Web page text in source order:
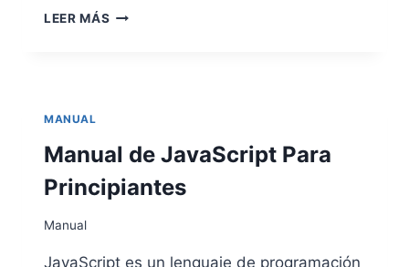
LEER MÁS SHERLOCK
MANUAL
Manual de JavaScript Para
Principiantes
Manual
JavaScript es un lenguaje de programación